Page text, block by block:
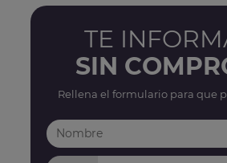
TE
SIN
Rellena el formulario para que